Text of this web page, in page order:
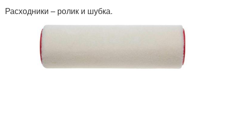
Расходники – ролик и шубка.